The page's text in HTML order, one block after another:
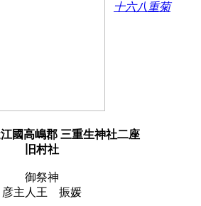
十六八重菊
國高嶋郡 三重生神社二座
旧村社
御祭神
彦主人王 振媛